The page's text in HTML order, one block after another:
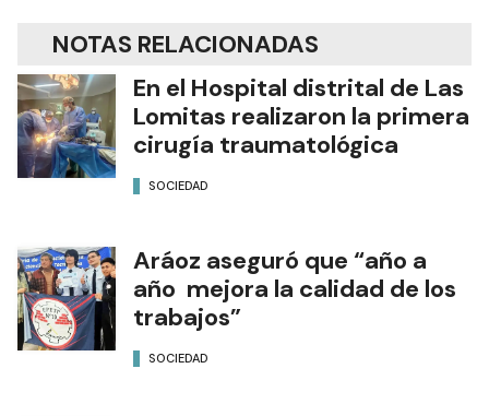
NOTAS RELACIONADAS
En el Hospital distrital de Las
Lomitas realizaron la primera
cirugía traumatológica
SOCIEDAD
Aráoz aseguró que “año a
año mejora la calidad de los
trabajos”
SOCIEDAD